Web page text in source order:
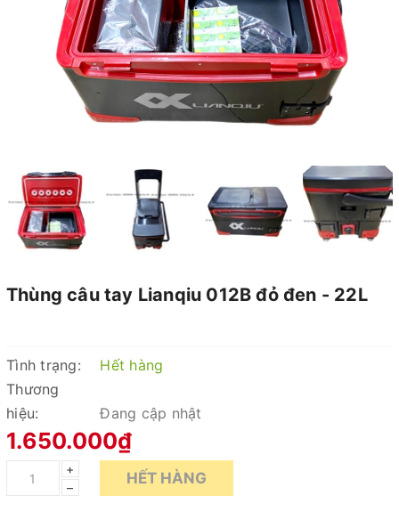
Thùng câu tay Lianqiu 012B đỏ đen - 22L
Tình trạng:
Hết hàng
Thương
hiệu:
Đang cập nhật
1.650.000₫
+
–
HẾT HÀNG